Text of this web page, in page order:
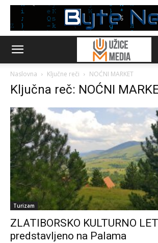
Naslovna Ključne reči NOĆNI MARKET
Ključna reč: NOĆNI
Turizam
ZLATIBORSKO KULTURNO
predstavljeno na Palama